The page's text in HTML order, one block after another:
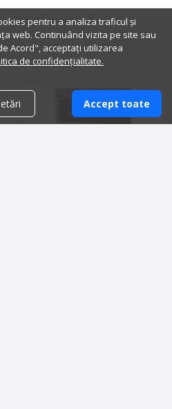
pentru a analiza traficul și
web. Continuând vizita pe site sau
Acord", acceptați utilizarea
de confidențialitate.
Accept toate